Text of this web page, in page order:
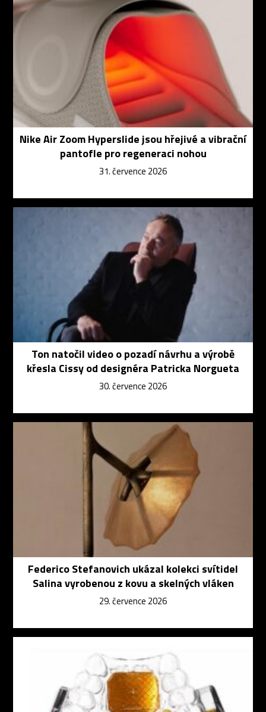
Nike Air Zoom Hyperslide jsou hřejivé a vibrační
pantofle pro regeneraci nohou
31. července 2026
Ton natočil video o pozadí návrhu a výrobě
křesla Cissy od designéra Patricka Norgueta
30. července 2026
Federico Stefanovich ukázal kolekci svítidel
Salina vyrobenou z kovu a skelných vláken
29. července 2026